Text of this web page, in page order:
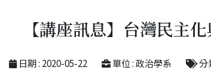
【講座訊息】台灣民主
日期 : 2020-05-22 單位 : 政治學系 分